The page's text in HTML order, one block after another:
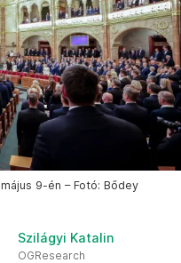
9-én – Fotó: Bődey
Szilágyi Katalin
OGResearch